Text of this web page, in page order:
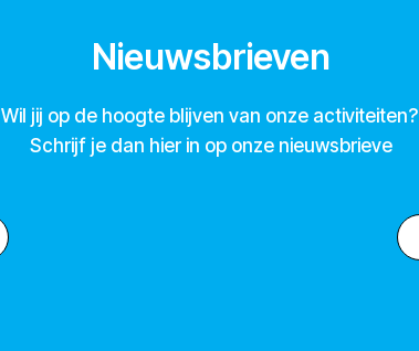
Nieuwsbrieven
Wil jij op de hoogte blijven van onze activiteiten?
Schrijf je dan hier in op onze nieuwsbrieve